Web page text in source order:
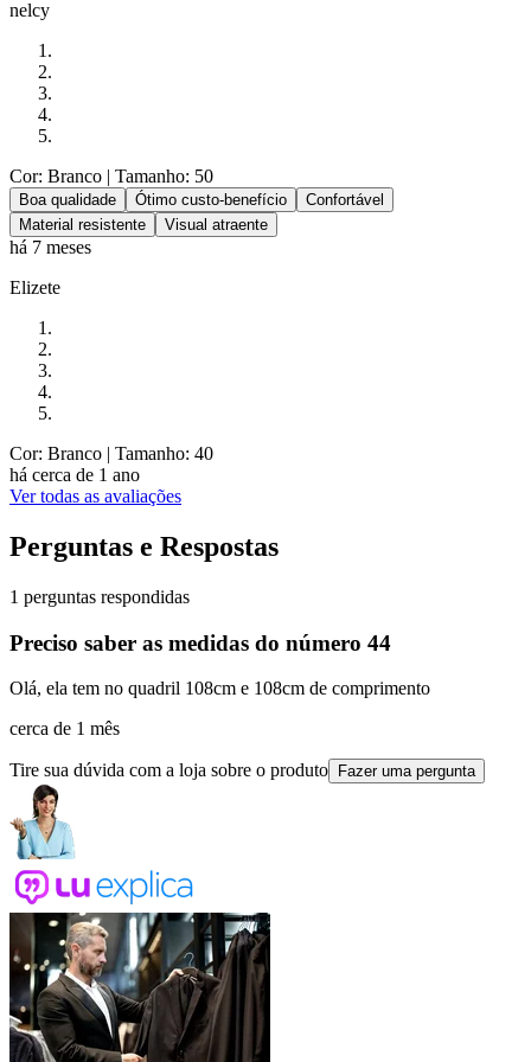
nelcy
Cor: Branco | Tamanho: 50
Boa qualidade Ótimo custo-benefício
Confortável
Material resistente
Visual atraente
há 7 meses
Elizete
Cor: Branco | Tamanho: 40
há cerca de 1 ano
Ver todas as avaliações
Perguntas e Respostas
1 perguntas respondidas
Preciso saber as medidas do número 44
Olá, ela tem no quadril 108cm e 108cm de comprimento
cerca de 1 mês
Tire sua dúvida com a loja sobre o produto Fazer uma pergunta